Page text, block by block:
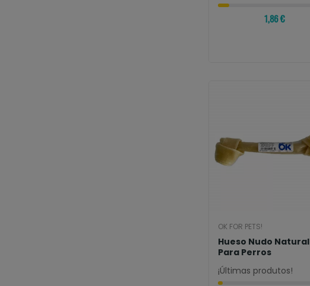
1,86 €
OK FOR PETS!
Hueso Nudo Natural
Para Perros
¡Últimas produtos!